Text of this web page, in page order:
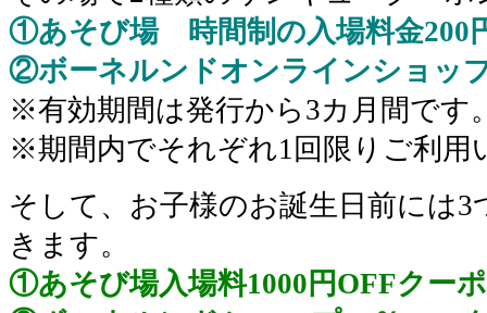
①あそび場 時間制の入場料金200
②ボーネルンドオンラインショッ
※有効期間は発行から3カ月間です
※期間内でそれぞれ1回限りご利用
そして、お子様のお誕生日前には
きます。
①あそび場入場料1000円OFFクー